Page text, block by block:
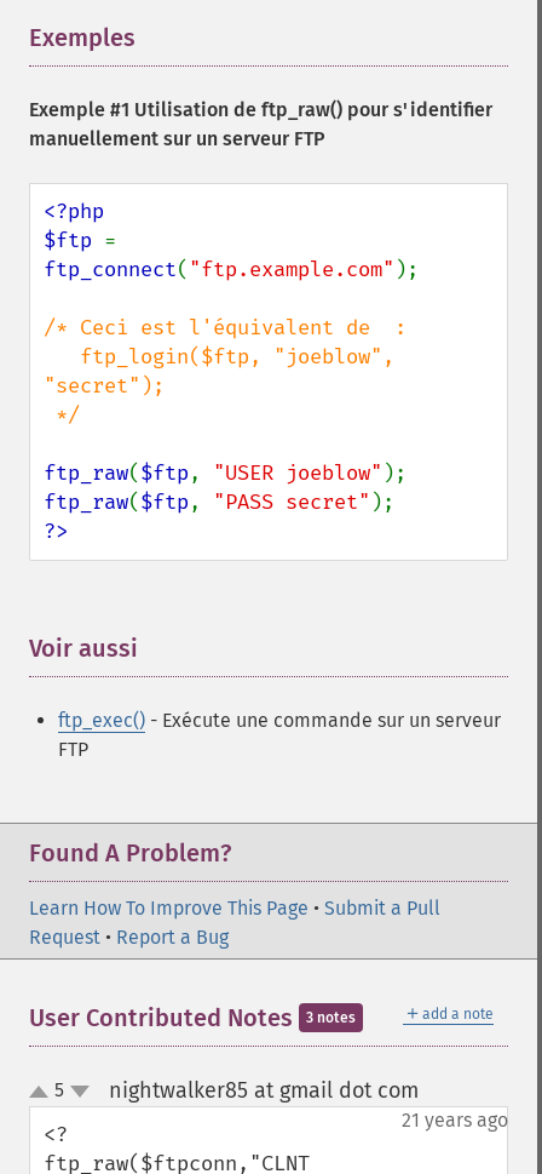
Exemples
Exemple #1 Utilisation de ftp_raw() pour s'identifier
manuellement sur un serveur FTP
<?php
$ftp
ftp_connect( "ftp.example.com" );
/* Ceci est l'équivalent de  :
"secret");
ftp_raw($ftp, "USER joeblow"
ftp_raw($ftp, "PASS secret"
?>
Voir aussi
ftp_exec() - Exécute une commande sur un serveur
FTP
Found A Problem?
Learn How To Improve This Page • Submit a Pull
Request • Report a Bug
＋ add a note
User Contributed Notes 3 notes
up
down
5 nightwalker85 at gmail dot com
21 years ago
<?
ftp_raw($ftpconn,"CLNT